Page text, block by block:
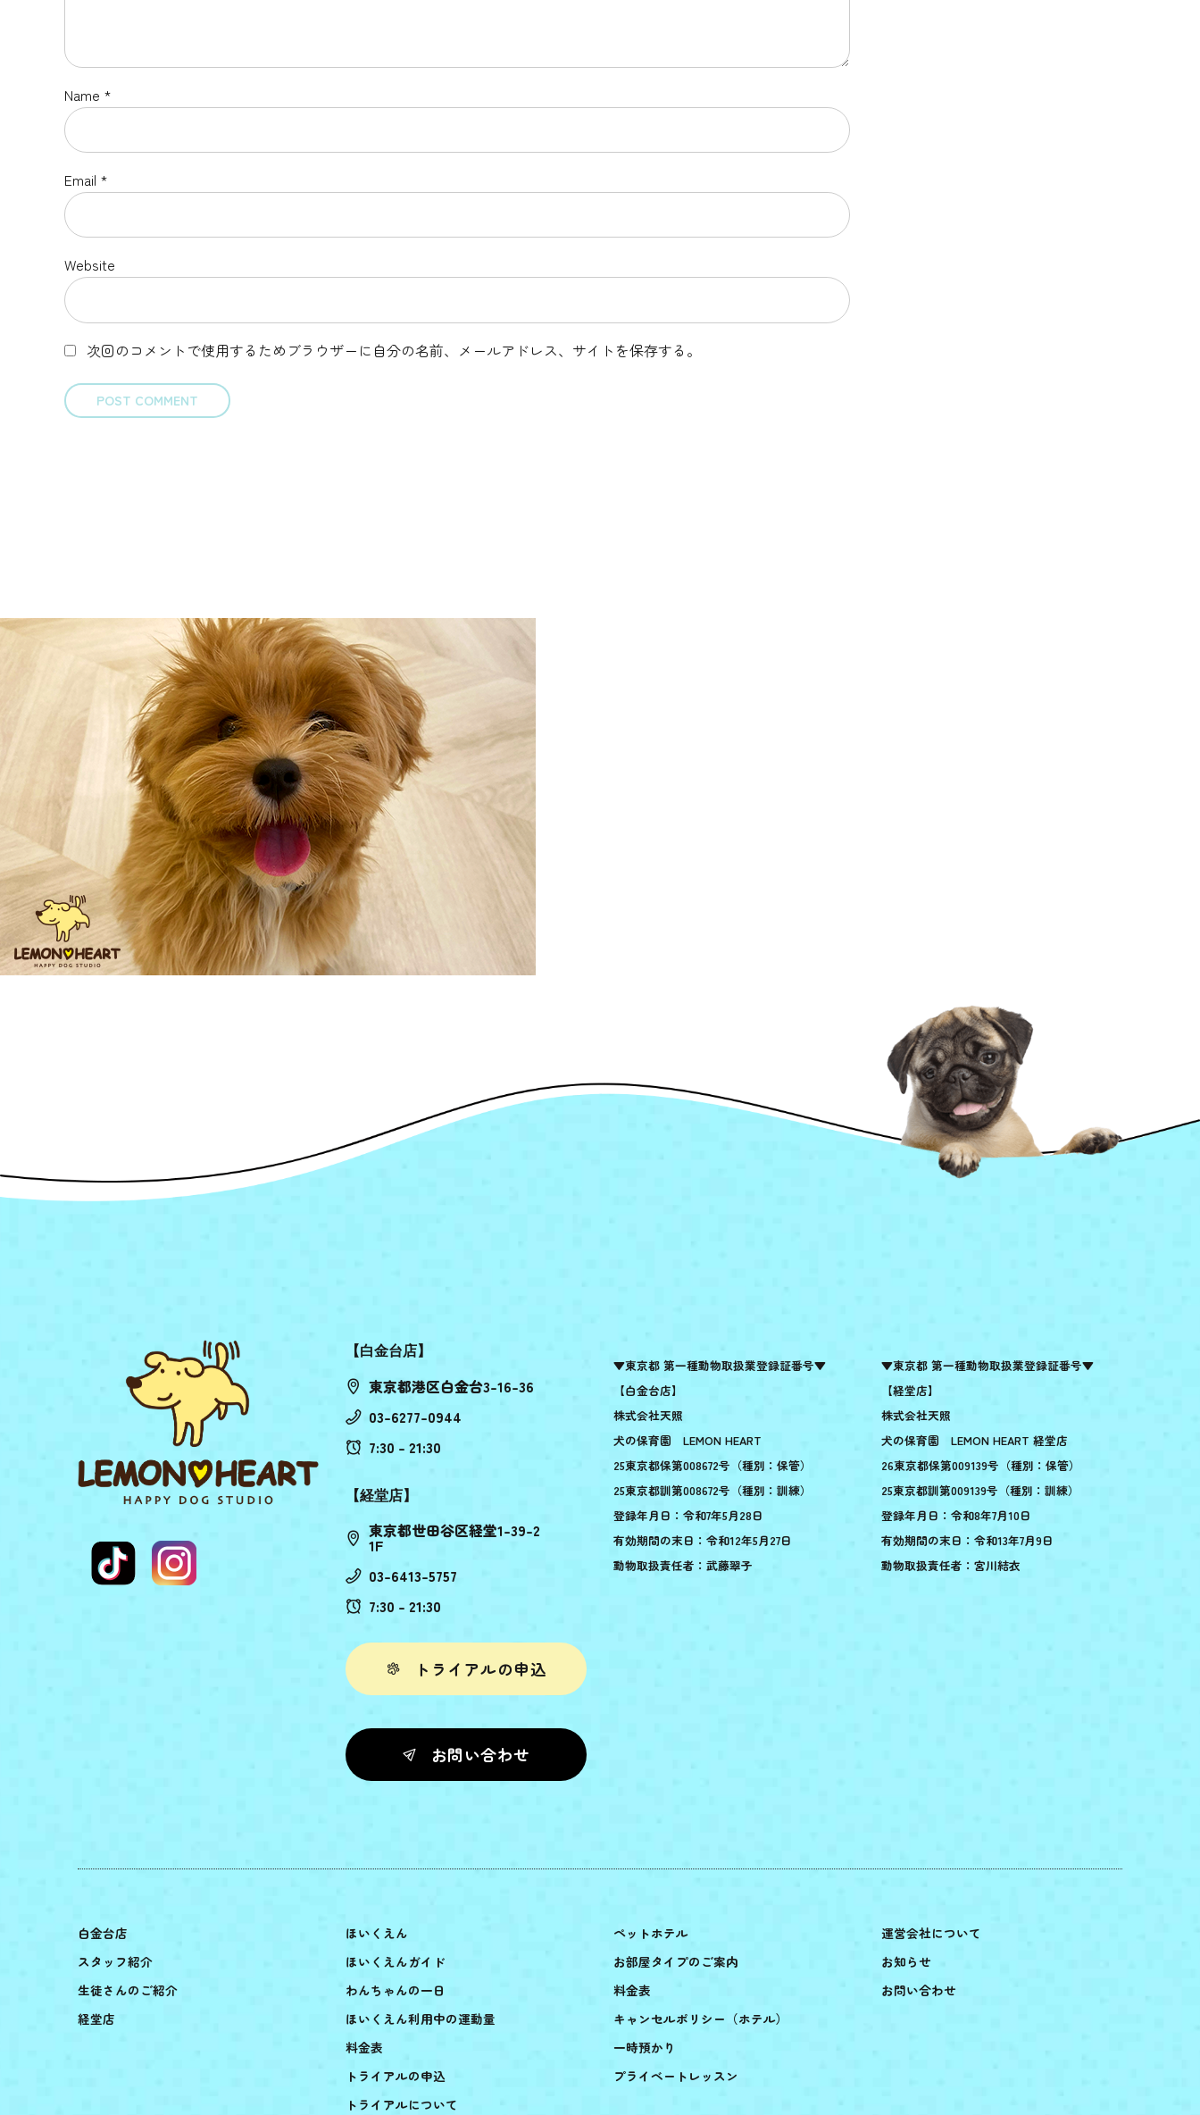
Name *
Email *
Website
次回のコメントで使用するためブラウザーに自分の名前、メールアドレス、サイトを保存する。
POST COMMENT
【白金台店】
東京都港区白金台3-16-36
03-6277-0944
7:30 - 21:30
【経堂店】
東京都世田谷区経堂1-39-2
1F
03-6413-5757
7:30 - 21:30
トライアルの申込
お問い合わせ
▼東京都 第一種動物取扱業登録証番号▼
【白金台店】
株式会社天照
犬の保育園 LEMON HEART
25東京都保第008672号（種別：保管）
25東京都訓第008672号（種別：訓練）
登録年月日：令和7年5月28日
有効期間の末日：令和12年5月27日
動物取扱責任者：武藤翠子
▼東京都 第一種動物取扱業登録証番号▼
【経堂店】
株式会社天照
犬の保育園 LEMON HEART 経堂店
26東京都保第009139号（種別：保管）
25東京都訓第009139号（種別：訓練）
登録年月日：令和8年7月10日
有効期間の末日：令和13年7月9日
動物取扱責任者：宮川結衣
白金台店
スタッフ紹介
生徒さんのご紹介
経堂店
ほいくえん
ほいくえんガイド
わんちゃんの一日
ほいくえん利用中の運動量
料金表
トライアルの申込
トライアルについて
ペットホテル
お部屋タイプのご案内
料金表
キャンセルポリシー（ホテル）
一時預かり
プライベートレッスン
運営会社について
お知らせ
お問い合わせ